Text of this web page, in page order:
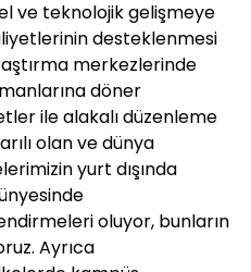
ve teknolojik gelişmeye
desteklenmesi
merkezlerinde
döner
ile alakalı düzenleme
olan ve dünya
yurt dışında
oluyor, bunların
Ayrıca